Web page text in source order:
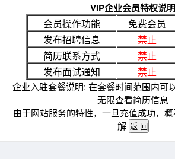
VIP企业会员特权说明
会员操作功能 免费会员
发布招聘信息
禁止
简历联系方式
禁止
发布面试通知
禁止
企业入驻套餐说明: 在套餐时间范围内可
无限查看简历信息
由于网站服务的特性，一旦充值成功，
解